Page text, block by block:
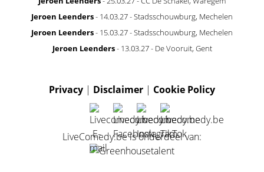
Jeroen Leenders- 14.03.27 - Stadsschouwburg, Mechelen
Jeroen Leenders- 15.03.27 - Stadsschouwburg, Mechelen
Jeroen Leenders- 13.03.27 - De Vooruit, Gent
Privacy | Disclaimer | Cookie Policy
LiveComedy.be is onderdeel van: